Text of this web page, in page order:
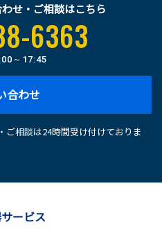
せ・ご相談はこちら
6363
～17:45
合わせ
ご相談は24時間受け付けておりま
ービス